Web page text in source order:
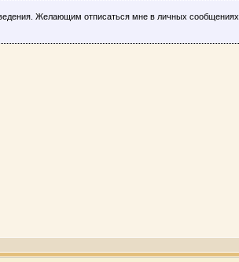
Желающим отписаться мне в личных сообщениях.